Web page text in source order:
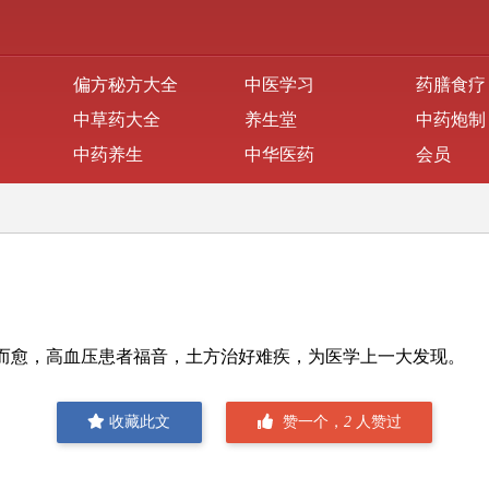
偏方秘方大全 中医学习
药膳食疗
中草药大全
养生堂
中药炮制
中药养生
中华医药 会员
愈， 高血压患者福音，土方治好难疾，为医学上一大发现。
收藏此文 赞一个， 2 人赞过